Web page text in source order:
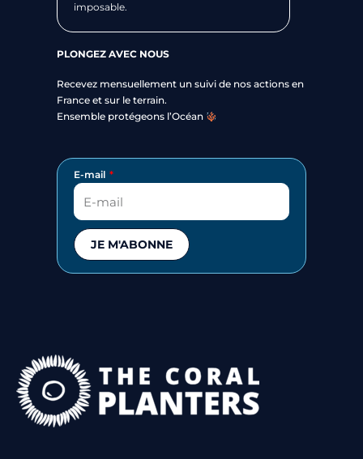
imposable.
PLONGEZ AVEC NOUS
Recevez mensuellement un suivi de nos actions en
France et sur le terrain.
Ensemble protégeons l’Océan
E-mail
JE M'ABONNE